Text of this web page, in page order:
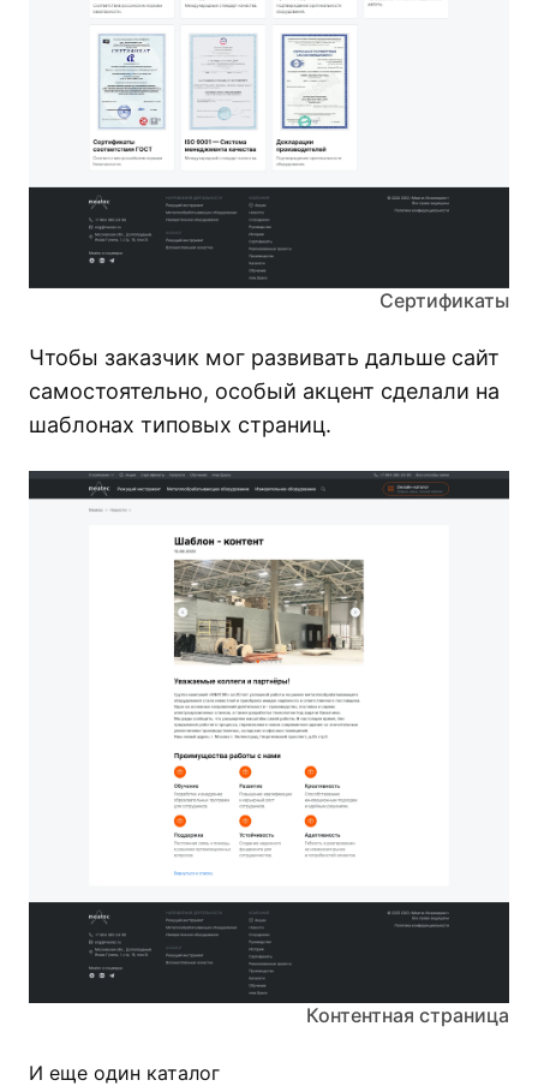
Сертификаты
Чтобы заказчик мог развивать дальше сайт
самостоятельно, особый акцент сделали на
шаблонах типовых страниц.
Контентная страница
И еще один каталог